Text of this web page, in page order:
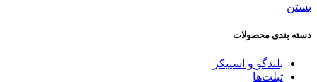
بستن
دسته‌ بندی محصولات
بلندگو و اسپیکر
تبلت‌ها